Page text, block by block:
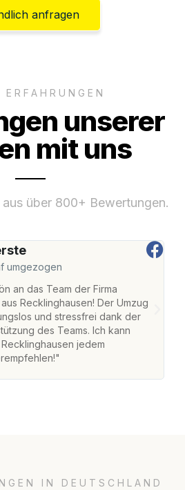
anfragen
ERFAHRUNGEN
unserer
mit uns
aus über 800+ Bewertungen.
umgezogen
an das Team der Firma
Recklinghausen! Der Umzug
und stressfrei dank der
des Teams. Ich kann
jedem
IN DEUTSCHLAND